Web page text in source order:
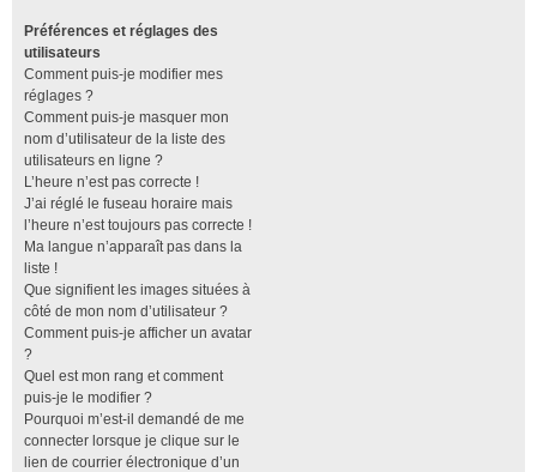
Préférences et réglages des
utilisateurs
Comment puis-je modifier mes
réglages ?
Comment puis-je masquer mon
nom d’utilisateur de la liste des
utilisateurs en ligne ?
L’heure n’est pas correcte !
J’ai réglé le fuseau horaire mais
l’heure n’est toujours pas correcte !
Ma langue n’apparaît pas dans la
liste !
Que signifient les images situées à
côté de mon nom d’utilisateur ?
Comment puis-je afficher un avatar
?
Quel est mon rang et comment
puis-je le modifier ?
Pourquoi m’est-il demandé de me
connecter lorsque je clique sur le
lien de courrier électronique d’un